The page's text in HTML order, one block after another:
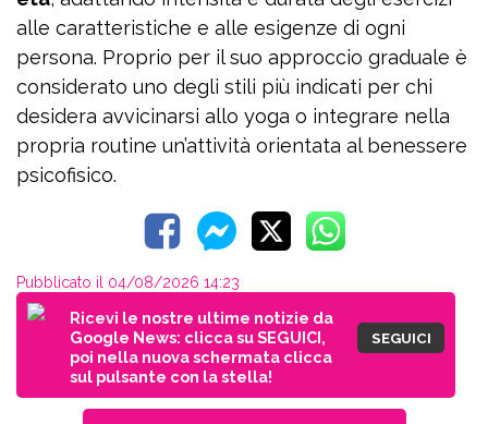
alle caratteristiche e alle esigenze di ogni
persona. Proprio per il suo approccio graduale è
considerato uno degli stili più indicati per chi
desidera avvicinarsi allo yoga o integrare nella
propria routine un’attività orientata al benessere
psicofisico.
Pubblicato il 04/08/2026 14:23
Ricevi le nostre ultime notizie da
Google News: clicca su SEGUICI,
poi nella nuova schermata clicca
sul pulsante con la stella!
SEGUICI